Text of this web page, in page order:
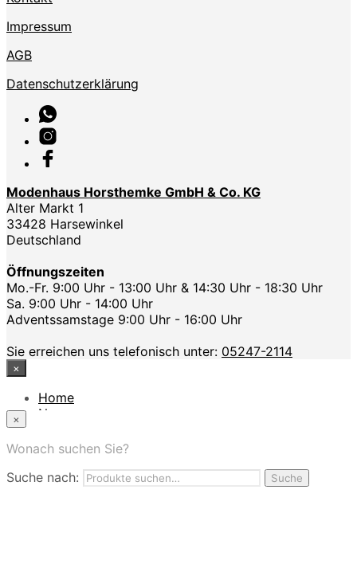
Impressum
AGB
Datenschutzerklärung
Modenhaus Horsthemke GmbH & Co. KG
Alter Markt 1
33428 Harsewinkel
Deutschland
Öffnungszeiten
Mo.-Fr. 9:00 Uhr - 13:00 Uhr & 14:30 Uhr - 18:30 Uhr
Sa. 9:00 Uhr - 14:00 Uhr
Adventssamstage 9:00 Uhr - 16:00 Uhr
Sie erreichen uns telefonisch unter: 05247-2114
×
Home
News
App
Nutzungbedingungen
×
Wonach suchen Sie?
Suche nach:
Suche